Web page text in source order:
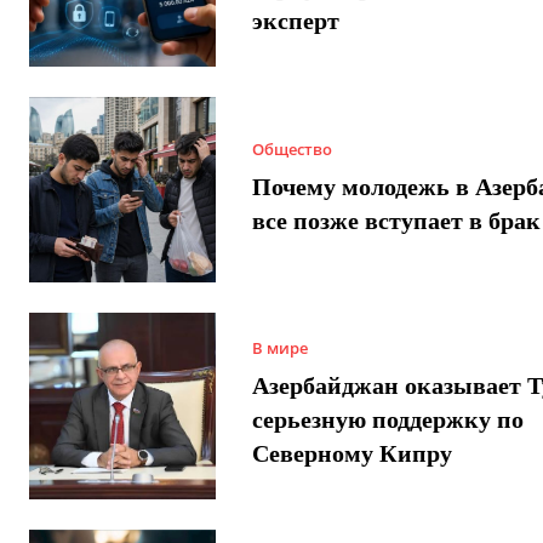
эксперт
Общество
Почему молодежь в
все позже вступает в брак
В мире
Азербайджан оказывает
серьезную поддержку по
Северному Кипру